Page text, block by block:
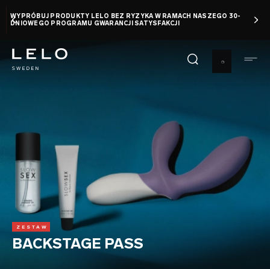
do
treści
WYPRÓBUJ PRODUKTY LELO BEZ RYZYKA W RAMACH NASZEGO 30-
DNIOWEGO PROGRAMU GWARANCJI SATYSFAKCJI
ZESTAW
BACKSTAGE PASS